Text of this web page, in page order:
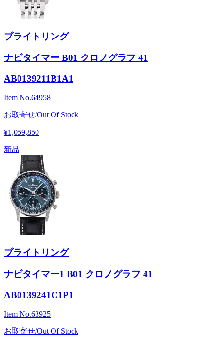
ブライトリング
ナビタイマー B01 クロノグラフ 41
AB0139211B1A1
Item No.64958
お取寄せ/Out Of Stock
¥1,059,850
新品
ブライトリング
ナビタイマー1 B01 クロノグラフ 41
AB0139241C1P1
Item No.63925
お取寄せ/Out Of Stock